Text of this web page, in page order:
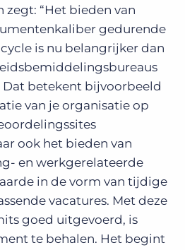
zegt: “Het bieden van
gedurende
is nu belangrijker dan
Dat betekent bijvoorbeeld
van je organisatie op
ook het bieden van
en werkgerelateerde
in de vorm van tijdige
vacatures. Met deze
goed uitgevoerd, is
te behalen. Het begint